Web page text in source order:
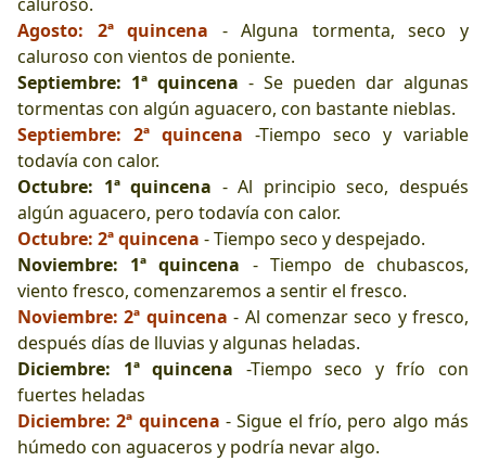
Agosto: 2ª quincena - Alguna tormenta, seco y
caluroso con vientos de poniente.
Septiembre: 1ª quincena - Se pueden dar algunas
tormentas con algún aguacero, con bastante nieblas.
Septiembre: 2ª quincena -Tiempo seco y variable
todavía con calor.
Octubre: 1ª quincena - Al principio seco, después
algún aguacero, pero todavía con calor.
Octubre: 2ª quincena - Tiempo seco y despejado.
Noviembre: 1ª quincena - Tiempo de chubascos,
viento fresco, comenzaremos a sentir el fresco.
Noviembre: 2ª quincena - Al comenzar seco y fresco,
después días de lluvias y algunas heladas.
Diciembre: 1ª quincena -Tiempo seco y frío con
fuertes heladas
Diciembre: 2ª quincena - Sigue el frío, pero algo más
húmedo con aguaceros y podría nevar algo.